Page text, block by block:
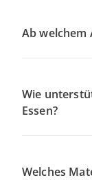
Ab welchem
Wie
Essen?
Welches